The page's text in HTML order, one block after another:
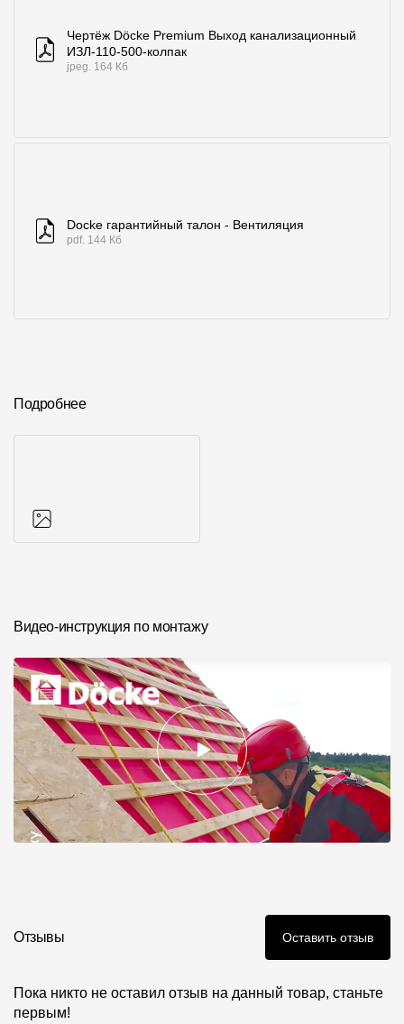
Чертёж Döcke Premium Выход канализационный
ИЗЛ-110-500-колпак
jpeg. 164 Кб
Docke гарантийный талон - Вентиляция
pdf. 144 Кб
Подробнее
Видео-инструкция по монтажу
Отзывы Оставить отзыв
Пока никто не оставил отзыв на данный товар, станьте
первым!